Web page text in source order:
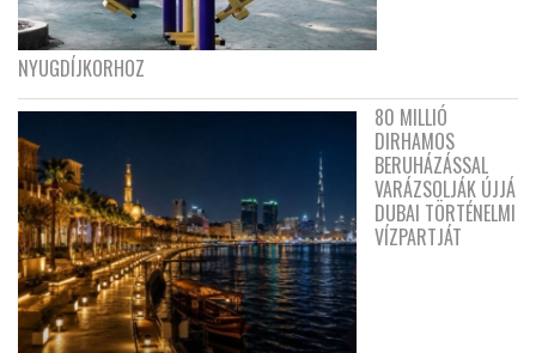
NYUGDÍJKORHOZ
80 MILLIÓ
DIRHAMOS
BERUHÁZÁSSAL
VARÁZSOLJÁK ÚJJÁ
DUBAI TÖRTÉNELMI
VÍZPARTJÁT